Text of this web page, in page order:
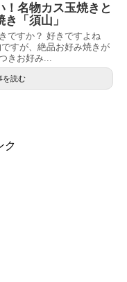
名物カス玉焼きと
「須山」
ですか？ 好きですよね
すが、絶品お好み焼きが
きお好み...
を読む
ク